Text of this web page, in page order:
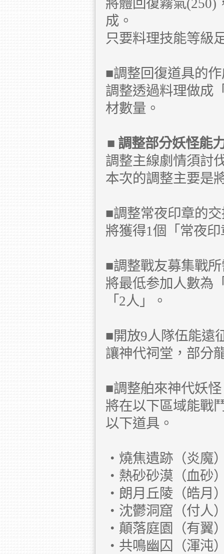
將體回復霧氣(250)
成。
只要料理技能等級
■調整回復道具的作
調整透過料理做成
材數量。
■ 調整部分妖怪能
調整主線劇情須討
本次的調整主要是
■調整常夜印章的
將獲得1個「常夜
■調整戰友募集戰
將最低参加人數為
「2人」。
■開放9人隊伍能遠
讓神代祠堂，部分
■調整舶來神代妖怪
將在以下區域能戰
以下道具。
・燒焦遺跡（炎魔
・熱砂砂漠（血砂
・朗月丘陵（皓月
・沈鬱洞窟（付人
・顛落庭園（有翼
・共鳴幽囚（渾沌